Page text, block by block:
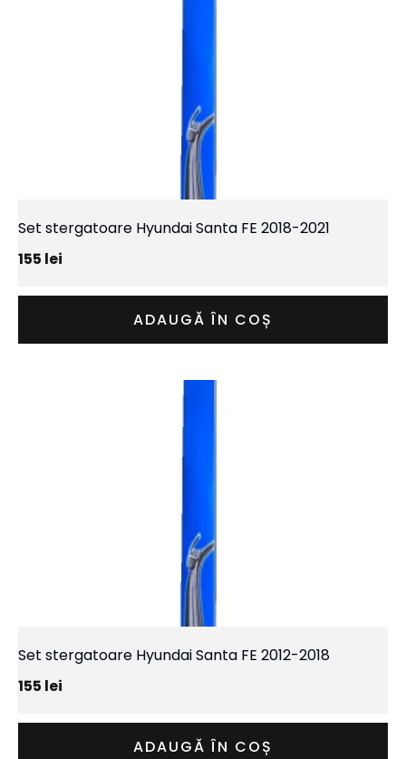
Set stergatoare Hyundai Santa FE 2018-2021
155 lei
ADAUGĂ ÎN COȘ
Set stergatoare Hyundai Santa FE 2012-2018
155 lei
ADAUGĂ ÎN COȘ